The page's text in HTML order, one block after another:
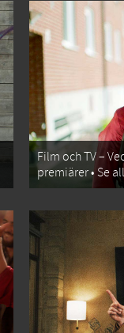
Film och TV –
premiärer • Se